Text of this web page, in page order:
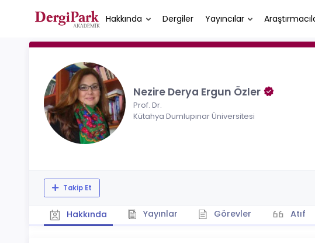
Hakkında Dergiler Yayıncılar
Nezire Derya Ergun Özler
Prof. Dr.
Kütahya Dumlupınar Üniversitesi
Takip Et
Hakkında Yayınlar Görevler Atıf